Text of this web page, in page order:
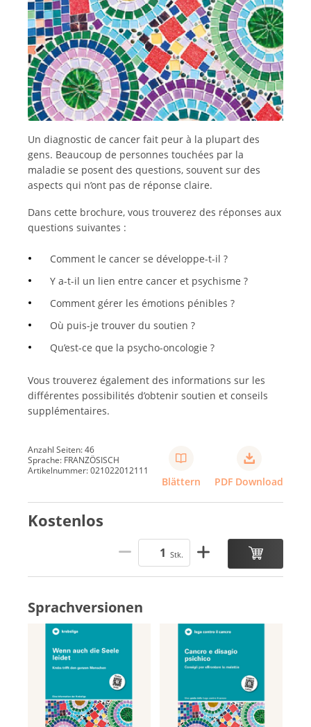
Un diagnostic de cancer fait peur à la plupart des
gens. Beaucoup de personnes touchées par la
maladie se posent des questions, souvent sur des
aspects qui n’ont pas de réponse claire.
Dans cette brochure, vous trouverez des réponses aux
questions suivantes :
Comment le cancer se développe-t-il ?
Y a-t-il un lien entre cancer et psychisme ?
Comment gérer les émotions pénibles ?
Où puis-je trouver du soutien ?
Qu’est-ce que la psycho-oncologie ?
Vous trouverez également des informations sur les
différentes possibilités d’obtenir soutien et conseils
supplémentaires.
Anzahl Seiten: 46
Sprache: FRANZÖSISCH
Artikelnummer: 021022012111
Blättern PDF Download
Kostenlos
Stk.
Sprachversionen